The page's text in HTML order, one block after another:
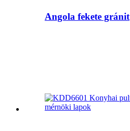
Angola fekete gránit